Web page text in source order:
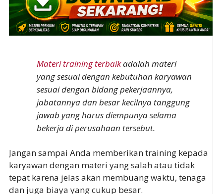
Materi training terbaikadalah materi
yang sesuai dengan kebutuhan karyawan
sesuai dengan bidang pekerjaannya,
jabatannya dan besar kecilnya tanggung
jawab yang harus diempunya selama
bekerja di perusahaan tersebut.
Jangan sampai Anda memberikan training kepada
karyawan dengan materi yang salah atau tidak
tepat karena jelas akan membuang waktu, tenaga
dan juga biaya yang cukup besar.